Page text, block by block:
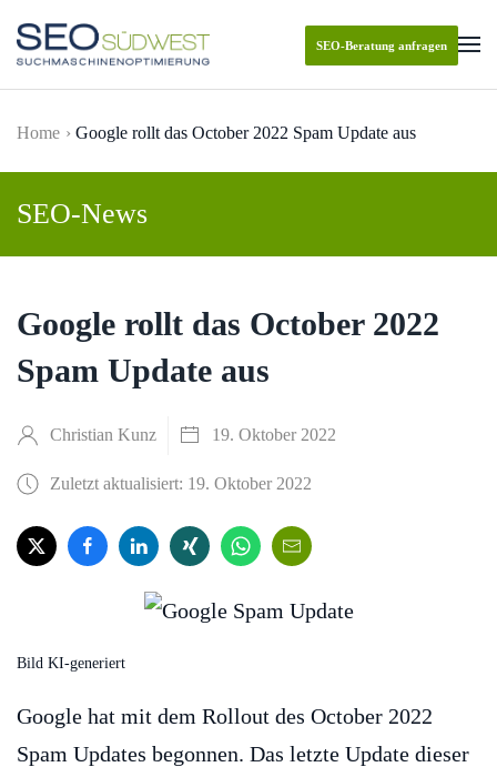
Skip to main content
SEO-Beratung anfragen
Home Google rollt das October 2022 Spam Update aus
SEO-News
Google rollt das October 2022
Spam Update aus
Christian Kunz 19. Oktober 2022
Zuletzt aktualisiert: 19. Oktober 2022
Bild KI-generiert
Google hat mit dem Rollout des October 2022
Spam Updates begonnen. Das letzte Update dieser